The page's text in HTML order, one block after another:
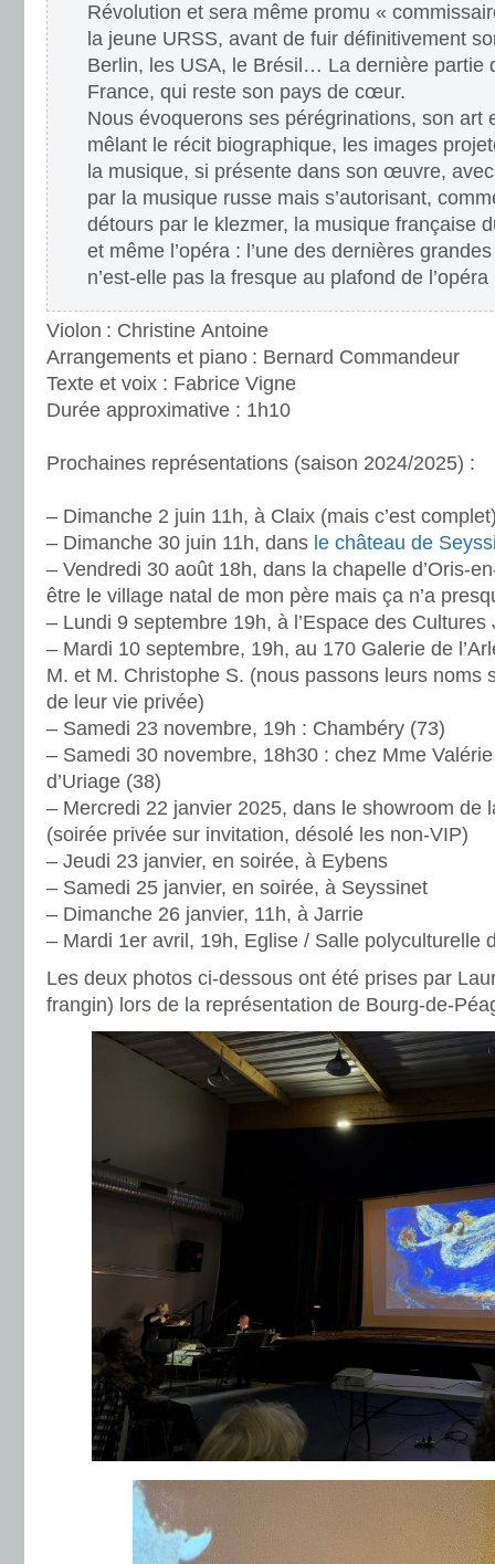
Révolution et sera même promu «
la jeune URSS, avant de fuir définitivement
Berlin, les USA, le Brésil… La dernière partie
France, qui reste son pays de cœur.
Nous évoquerons ses pérégrinations, son art
mêlant le récit biographique, les images
la musique, si présente dans son œuvre,
par la musique russe mais s’autorisant,
détours par le klezmer, la musique française
et même l’opéra : l’une des dernières
n’est-elle pas la fresque au plafond de
Violon : Christine Antoine
Arrangements et piano : Bernard Commandeur
Texte et voix : Fabrice Vigne
Durée approximative : 1h10
Prochaines représentations (saison 2024/2025) :
– Dimanche 2 juin 11h, à Claix (mais c’est
– Dimanche 30 juin 11h, dans le château de
– Vendredi 30 août 18h, dans la chapelle d’Oris-
être le village natal de mon père mais ça n’a
– Lundi 9 septembre 19h, à l’Espace des
– Mardi 10 septembre, 19h, au 170 Galerie de
M. et M. Christophe S. (nous passons leurs noms
de leur vie privée)
– Samedi 23 novembre, 19h : Chambéry (73)
– Samedi 30 novembre, 18h30 : chez Mme
d’Uriage (38)
– Mercredi 22 janvier 2025, dans le showroom de
(soirée privée sur invitation, désolé les non-VIP)
– Jeudi 23 janvier, en soirée, à Eybens
– Samedi 25 janvier, en soirée, à Seyssinet
– Dimanche 26 janvier, 11h, à Jarrie
– Mardi 1er avril, 19h, Eglise / Salle polyculturelle
Les deux photos ci-dessous ont été prises par
frangin) lors de la représentation de Bourg-de-